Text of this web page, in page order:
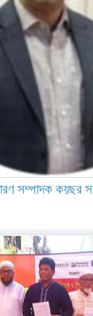
সম্পাদক কয়ছর